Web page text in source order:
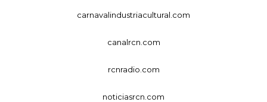
carnavalindustriacultural.com
canalrcn.com
rcnradio.com
noticiasrcn.com